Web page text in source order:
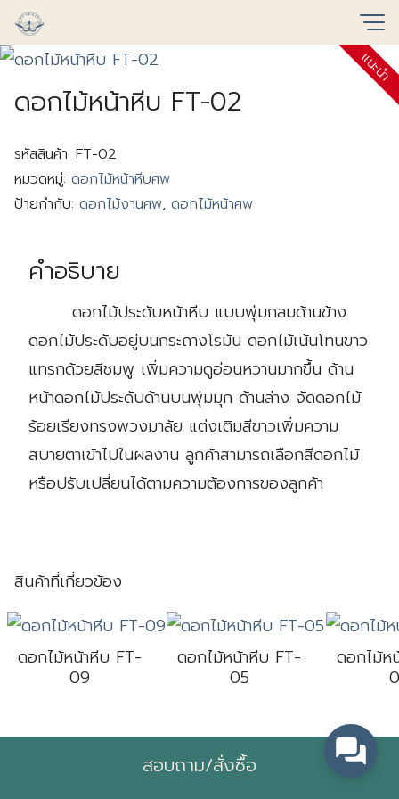
Skip
to
content
แนะนำ
ดอกไม้หน้าหีบ FT-02
สอบถาม/สั่งซื้อ
รหัสสินค้า: FT-02
หมวดหมู่: ดอกไม้หน้าหีบศพ
ป้ายกำกับ: ดอกไม้งานศพ, ดอกไม้หน้าศพ
คำอธิบาย
ดอกไม้ประดับหน้าหีบ แบบพุ่มกลมด้านข้าง
ดอกไม้ประดับอยู่บนกระถางโรมัน ดอกไม้เน้นโทนขาว
แทรกด้วยสีชมพู เพิ่มความดูอ่อนหวานมากขึ้น ด้าน
หน้าดอกไม้ประดับด้านบนพุ่มมุก ด้านล่าง จัดดอกไม้
ร้อยเรียงทรงพวงมาลัย แต่งเติมสีขาวเพิ่มความ
สบายตาเข้าไปในผลงาน ลูกค้าสามารถเลือกสีดอกไม้
หรือปรับเปลี่ยนได้ตามความต้องการของลูกค้า
สินค้าที่เกี่ยวข้อง
ดอกไม้หน้าหีบ FT-
09
ดอกไม้หน้าหีบ FT-
05
ดอกไม้ห